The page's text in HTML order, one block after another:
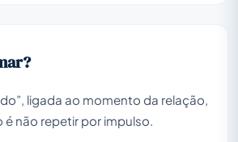
ligada ao momento da relação,
é não repetir por impulso.